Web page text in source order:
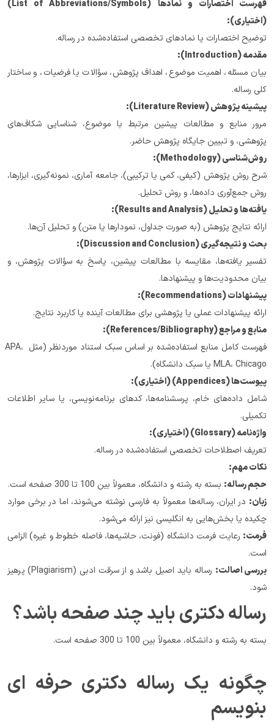
(اختیاری):
توضیح اختصارات یا نمادهای تخصصی استفاده‌شده در رساله.
مقدمه (Introduction):
کلی رساله.
پیشینه پژوهش (Literature Review):
پژوهشی، و تبیین جایگاه پژوهش حاضر.
روش‌شناسی (Methodology):
روش جمع‌آوری داده‌ها، و روش تحلیل.
یافته‌ها و تحلیل (Results and Analysis):
ارائه نتایج پژوهش (به صورت جداول، نمودارها یا متن) و تحلیل آن‌ها.
بحث و نتیجه‌گیری (Discussion and Conclusion):
بیان محدودیت‌ها و پیشنهادها.
پیشنهادات (Recommendations):
ارائه پیشنهادات عملی یا پژوهشی برای مطالعات آینده یا کاربرد نتایج.
منابع و مراجع (References/Bibliography):
فهرست کامل منابع استفاده‌شده بر اساس سبک استناد موردنظر (مثل APA،
MLA، Chicago یا سبک دانشگاه).
پیوست‌ها (Appendices) (اختیاری):
تکمیلی.
واژه‌نامه (Glossary) (اختیاری):
تعریف اصطلاحات تخصصی استفاده‌شده در رساله.
نکات مهم:
حجم رساله: بسته به رشته و دانشگاه، معمولاً بین 100 تا 300 صفحه است.
زبان:
چکیده یا بخش‌هایی به انگلیسی نیز ارائه می‌شود.
فرمت:
است.
بررسی اصالت:
شود.
رساله دکتری باید چند صفحه باشد؟
بسته به رشته و دانشگاه، معمولاً بین 100 تا 300 صفحه است.
بنویسم